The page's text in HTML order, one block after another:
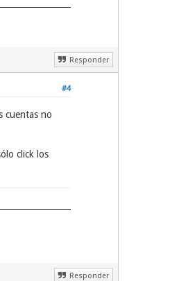
Responder
#4
cuentas no
click los
Responder